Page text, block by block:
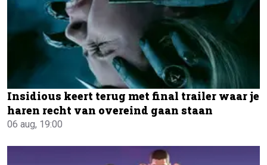
Insidious keert terug met final trailer waar je
haren recht van overeind gaan staan
06 aug, 19:00